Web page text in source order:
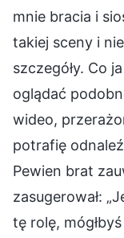
mnie bracia i
takiej sceny i
szczegóły. Co
oglądać
wideo,
potrafię
Pewien brat
zasugerował:
tę rolę,